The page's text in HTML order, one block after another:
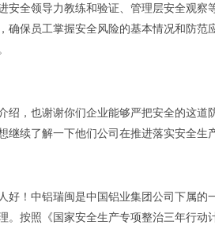
安全领导力教练和验证、管理层安全观
确保员工掌握安全风险的基本情况和防
，也谢谢你们企业能够严把安全的这道
继续了解一下他们公司在推进落实安全
！中铝瑞闽是中国铝业集团公司下属的
。按照《国家安全生产专项整治三年行